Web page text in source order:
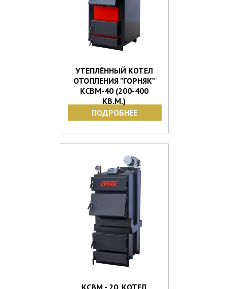
УТЕПЛЁННЫЙ КОТЕЛ
ОТОПЛЕНИЯ "ГОРНЯК"
КСВМ-40 (200-400
КВ.М.)
ПОДРОБНЕЕ